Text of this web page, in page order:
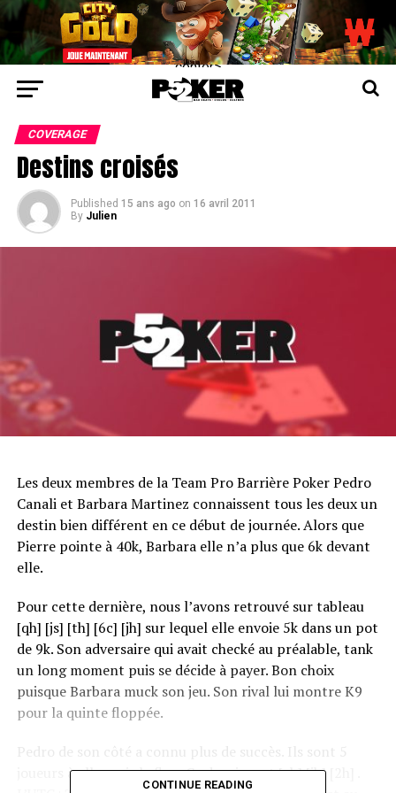
center>
COVERAGE
Destins croisés
Published 15 ans ago on 16 avril 2011
By Julien
Les deux membres de la Team Pro Barrière Poker Pedro
Canali et Barbara Martinez connaissent tous les deux un
destin bien différent en ce début de journée. Alors que
Pierre pointe à 40k, Barbara elle n’a plus que 6k devant
elle.
Pour cette dernière, nous l’avons retrouvé sur tableau
[qh] [js] [th] [6c] [jh] sur lequel elle envoie 5k dans un pot
de 9k. Son adversaire qui avait checké au préalable, tank
un long moment puis se décide à payer. Bon choix
puisque Barbara muck son jeu. Son rival lui montre K9
pour la quinte floppée.
Pedro de son côté a connu plus de succès. Ils sont 5
joueurs à aller voir le flop. Ce dernier est [ah] [jh] [2h] .
CONTINUE READING